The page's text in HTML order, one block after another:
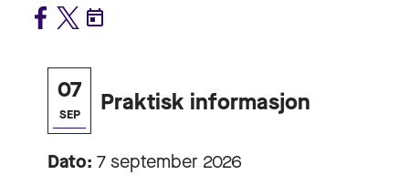
07
SEP Praktisk informasjon
Dato: 7 september 2026